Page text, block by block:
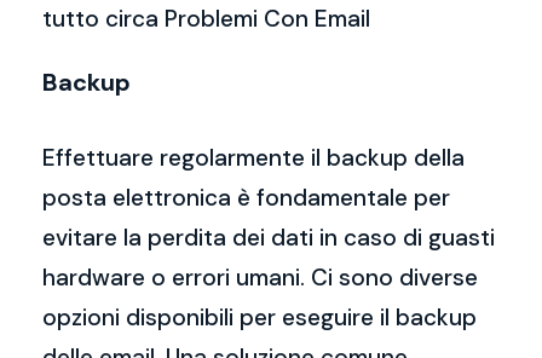
tutto circa Problemi Con Email
Backup
Effettuare regolarmente il backup della
posta elettronica è fondamentale per
evitare la perdita dei dati in caso di guasti
hardware o errori umani. Ci sono diverse
opzioni disponibili per eseguire il backup